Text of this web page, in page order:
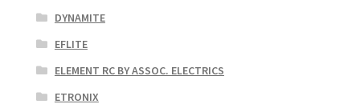
DYNAMITE
EFLITE
ELEMENT RC BY ASSOC. ELECTRICS
ETRONIX